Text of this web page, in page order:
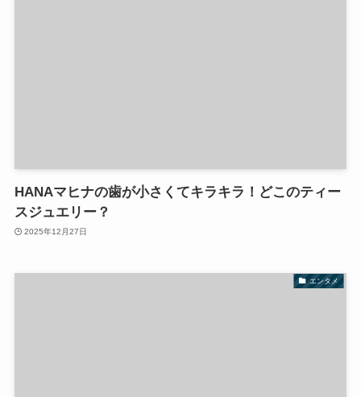
HANAマヒナの歯が小さくてキラキラ！どこのティー
スジュエリー？
2025年12月27日
エンタメ